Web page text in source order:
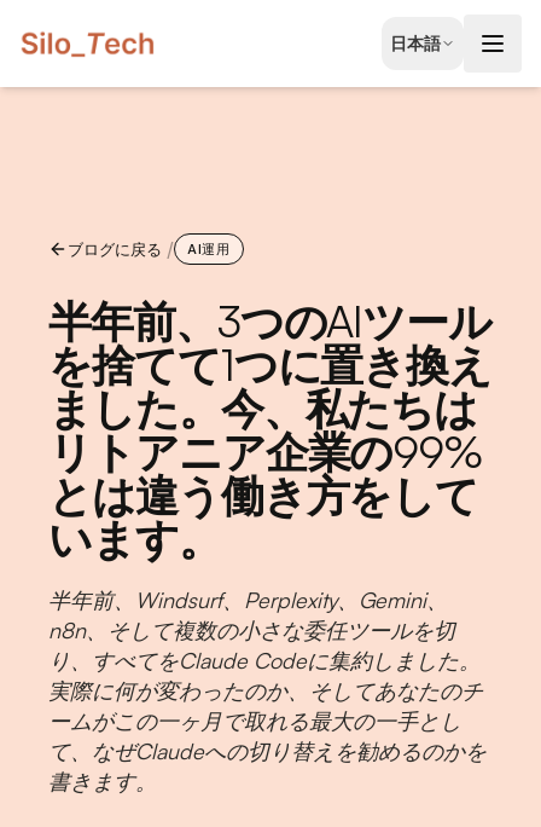
日本語
EN
English
無料相談を予約する
ブログに戻る / AI運用
半年前、3つのAIツール
を捨てて1つに置き換え
ました。今、私たちは
リトアニア企業の99%
とは違う働き方をして
います。
半年前、Windsurf、Perplexity、Gemini、
n8n、そして複数の小さな委任ツールを切
り、すべてをClaude Codeに集約しました。
実際に何が変わったのか、そしてあなたのチ
ームがこの一ヶ月で取れる最大の一手とし
て、なぜClaudeへの切り替えを勧めるのかを
書きます。